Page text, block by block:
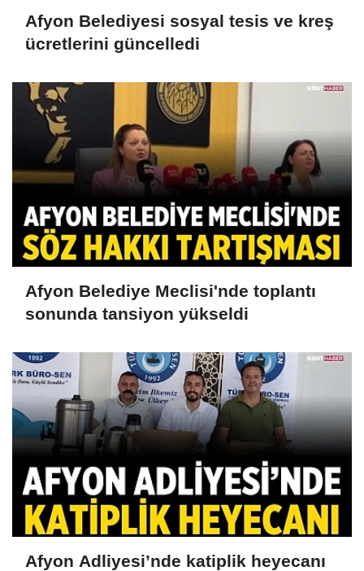
Afyon Belediyesi sosyal tesis ve kreş
ücretlerini güncelledi
Afyon Belediye Meclisi'nde toplantı
sonunda tansiyon yükseldi
Afyon Adliyesi’nde katiplik heyecanı